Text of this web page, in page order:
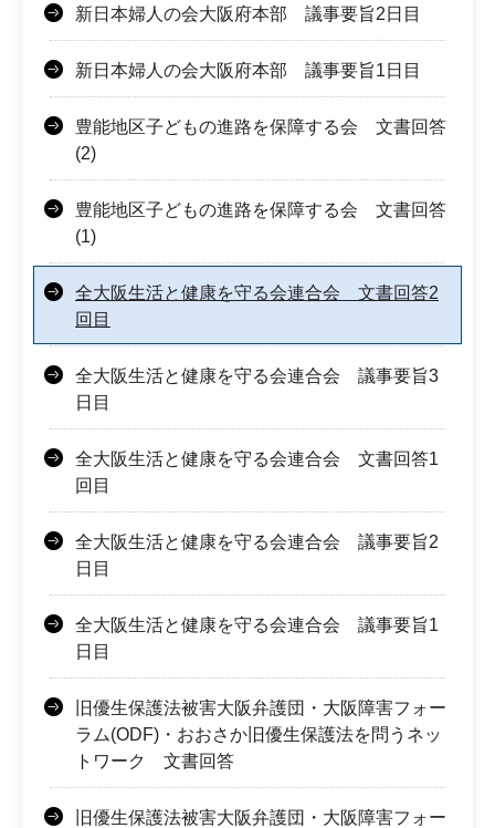
新日本婦人の会大阪府本部 議事要旨2日目
新日本婦人の会大阪府本部 議事要旨1日目
豊能地区子どもの進路を保障する会 文書回答
(2)
豊能地区子どもの進路を保障する会 文書回答
(1)
全大阪生活と健康を守る会連合会 文書回答2
回目
全大阪生活と健康を守る会連合会 議事要旨3
日目
全大阪生活と健康を守る会連合会 文書回答1
回目
全大阪生活と健康を守る会連合会 議事要旨2
日目
全大阪生活と健康を守る会連合会 議事要旨1
日目
旧優生保護法被害大阪弁護団・大阪障害フォー
ラム(ODF)・おおさか旧優生保護法を問うネッ
トワーク 文書回答
旧優生保護法被害大阪弁護団・大阪障害フォー